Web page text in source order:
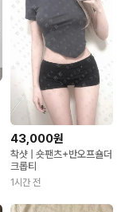
43,000원
착샷 | 숏팬츠+반오프숄더
크롭티
1시간 전